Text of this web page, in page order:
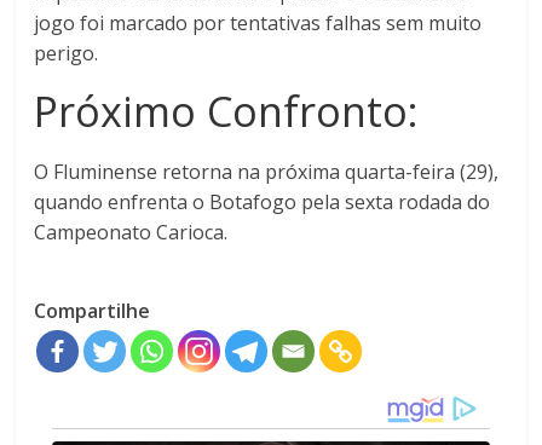
jogo foi marcado por tentativas falhas sem muito
perigo.
Próximo Confronto:
O Fluminense retorna na próxima quarta-feira (29),
quando enfrenta o Botafogo pela sexta rodada do
Campeonato Carioca.
Compartilhe